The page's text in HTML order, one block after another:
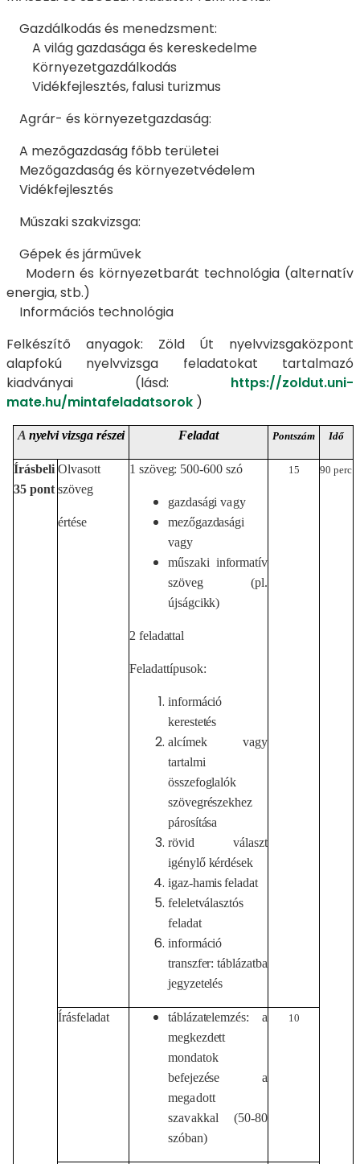
Gazdálkodás és menedzsment:
A világ gazdasága és kereskedelme
Környezetgazdálkodás
Vidékfejlesztés, falusi turizmus
Agrár- és környezetgazdaság:
A mezőgazdaság főbb területei
Mezőgazdaság és környezetvédelem
Vidékfejlesztés
Műszaki szakvizsga:
Gépek és járművek
Modern és környezetbarát technológia (alternatív
energia, stb.)
Információs technológia
Felkészítő anyagok: Zöld Út nyelvvizsgaközpont
alapfokú nyelvvizsga feladatokat tartalmazó
kiadványai (lásd: https://zoldut.uni-
mate.hu/mintafeladatsorok )
A nyelvi vizsga részei Feladat Pontszám Idő
Írásbeli
35 pont
Olvasott
szöveg
értése
1 szöveg: 500-600szó
gazdasági vagy
mezőgazdasági
vagy
műszaki informatív
szöveg (pl.
újságcikk)
2 feladattal
Feladattípusok:
információ
kerestetés
alcímekvagy
tartalmi
összefoglalók
szövegrészekhez
párosítása
rövid
választ
igénylő kérdések
igaz-hamisfeladat
feleletválasztós
feladat
információ
transzfer: táblázatba
jegyzetelés
15 90 perc
Írásfeladat táblázatelemzés:
a
megkezdett
mondatok
befejezése a
megadott
szavakkal (50-80
szóban)
10